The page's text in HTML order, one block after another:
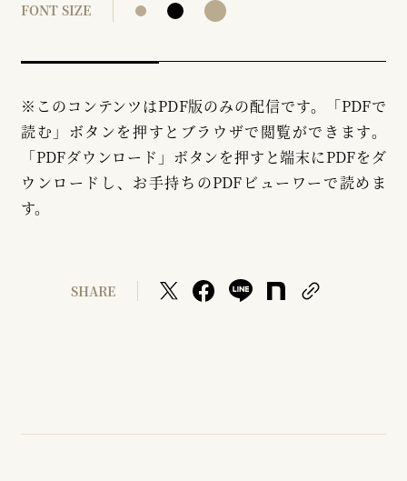
FONT SIZE
※このコンテンツはPDF版のみの配信です。「PDFで
読む」ボタンを押すとブラウザで閲覧ができます。
「PDFダウンロード」ボタンを押すと端末にPDFをダ
ウンロードし、お手持ちのPDFビューワーで読めま
す。
SHARE